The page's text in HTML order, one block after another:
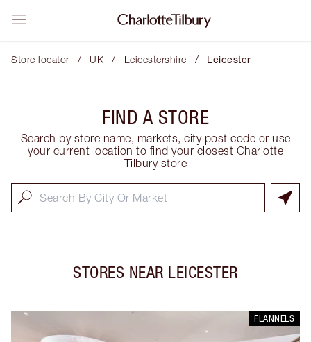
Store locator / UK / Leicestershire / Leicester
FIND A STORE
Search by store name, markets, city post code or use
your current location to find your closest Charlotte
Tilbury store
STORES NEAR LEICESTER
FLANNELS